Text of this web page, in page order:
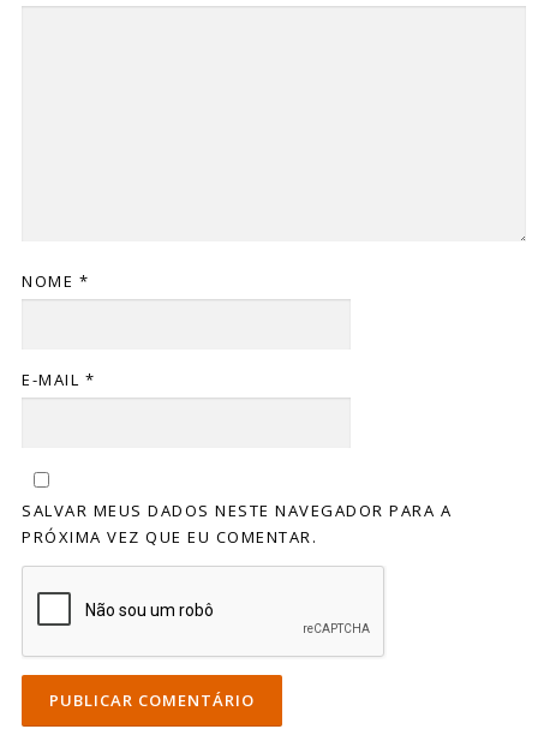
NOME *
E-MAIL *
SALVAR MEUS DADOS NESTE NAVEGADOR PARA A
PRÓXIMA VEZ QUE EU COMENTAR.